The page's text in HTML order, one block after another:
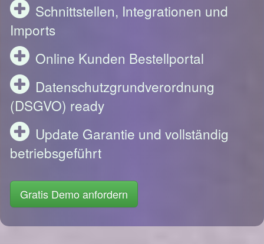
Schnittstellen, Integrationen und
Imports
Online Kunden Bestellportal
Datenschutzgrundverordnung
(DSGVO) ready
Update Garantie und vollständig
betriebsgeführt
Gratis Demo anfordern